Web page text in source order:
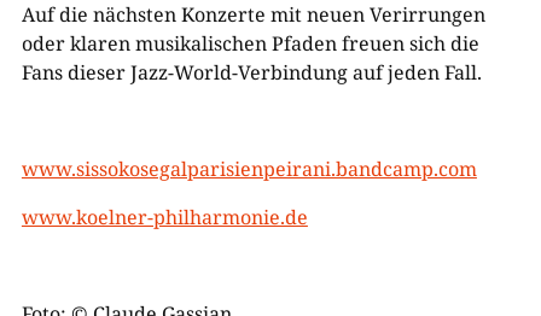
Auf die nächsten Konzerte mit neuen Verirrungen
oder klaren musikalischen Pfaden freuen sich die
Fans dieser Jazz-World-Verbindung auf jeden Fall.
www.sissokosegalparisienpeirani.bandcamp.com
www.koelner-philharmonie.de